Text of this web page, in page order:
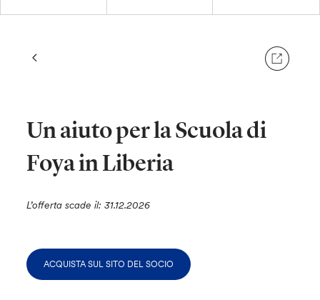
Un aiuto per la Scuola di
Foya in Liberia
L’offerta scade il: 31.12.2026
ACQUISTA SUL SITO DEL SOCIO